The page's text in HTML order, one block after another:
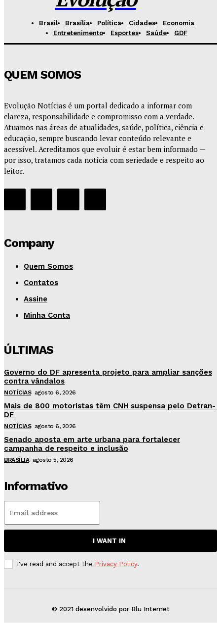
Brasil Brasília Política Cidades
Economia
Entretenimento
Esportes Saúde GDF
QUEM SOMOS
Evolução Notícias é um portal dedicado a informar com
clareza, responsabilidade e compromisso com a verdade.
Atuamos nas áreas de atualidades, saúde, política, ciência e
educação, sempre buscando levar conteúdo relevante e
acessível. Acreditamos que evoluir é estar bem informado —
por isso, tratamos cada notícia com seriedade e respeito ao
leitor.
Company
Quem Somos
Contatos
Assine
Minha Conta
ÚLTIMAS
Governo do DF apresenta projeto para ampliar sanções
contra vândalos
NOTÍCIAS agosto 6, 2026
Mais de 800 motoristas têm CNH suspensa pelo Detran-
DF
NOTÍCIAS agosto 6, 2026
Senado aposta em arte urbana para fortalecer
campanha de respeito e inclusão
BRASÍLIA agosto 5, 2026
Informativo
I WANT IN
I've read and accept the Privacy Policy.
© 2021 desenvolvido por Blu Internet